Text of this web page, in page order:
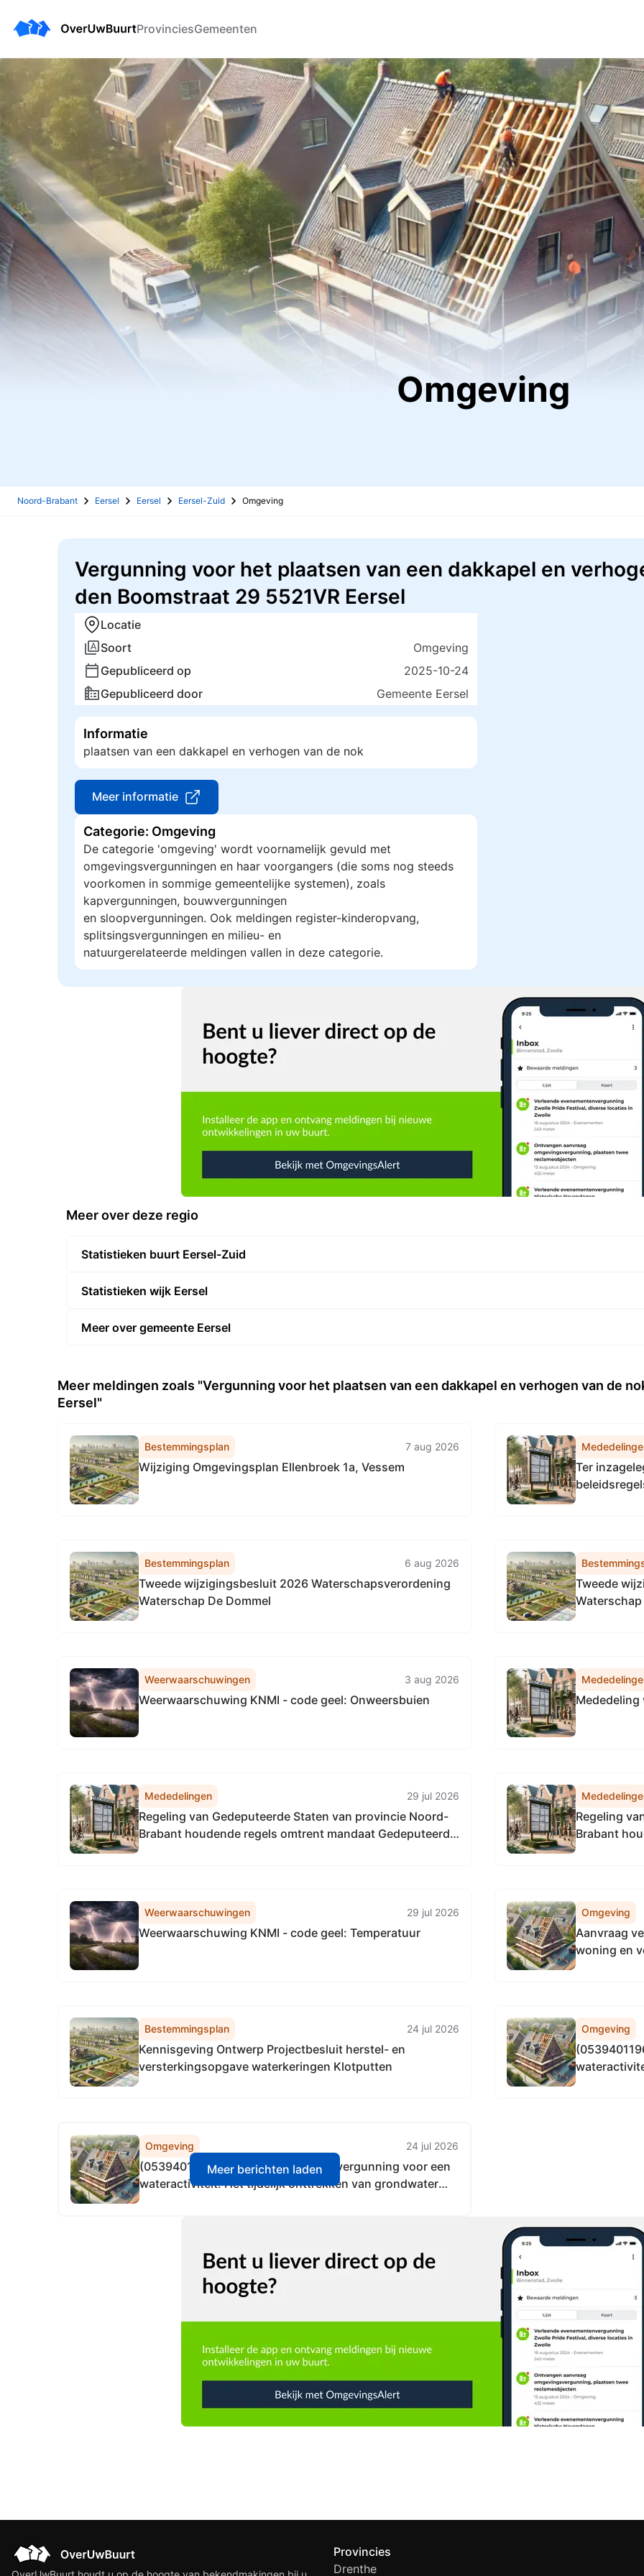
ProvinciesGemeenten
Omgeving
Noord-Brabant Eersel Eersel Eersel-Zuid Omgeving
Vergunning voor het plaatsen van een dakkapel en
den Boomstraat 29 5521VR Eersel
Locatie
Soort
Omgeving
Gepubliceerd op
2025-10-24
Gepubliceerd door
Gemeente Eersel
Informatie
plaatsen van een dakkapel en verhogen van de nok
Meer informatie
Categorie: Omgeving
De categorie 'omgeving' wordt voornamelijk gevuld met
omgevingsvergunningen en haar voorgangers (die soms nog steeds
voorkomen in sommige gemeentelijke systemen), zoals
kapvergunningen, bouwvergunningen
en sloopvergunningen. Ook meldingen register-kinderopvang,
splitsingsvergunningen en milieu- en
natuurgerelateerde meldingen vallen in deze categorie.
Meer over deze regio
Statistieken buurt Eersel-Zuid
Statistieken wijk Eersel
Meer over gemeente Eersel
Meer meldingen zoals "Vergunning voor het plaatsen van een dakkapel en verhogen van de
Eersel"
Bestemmingsplan 7 aug 2026
Wijziging Omgevingsplan Ellenbroek 1a, Vessem
Ter
Bestemmingsplan 6 aug 2026
Tweede wijzigingsbesluit 2026 Waterschapsverordening
Waterschap De Dommel
Tweede
Weerwaarschuwingen 3 aug 2026
Weerwaarschuwing KNMI - code geel: Onweersbuien Mededeling
Mededelingen 29 jul 2026
Regeling van Gedeputeerde Staten van provincie Noord-
Brabant houdende regels omtrent mandaat Gedeputeerde
Regeling
Brabant
Weerwaarschuwingen 29 jul 2026
Weerwaarschuwing KNMI - code geel: Temperatuur
Omgeving
Aanvraag
woning en
Bestemmingsplan 24 jul 2026
Kennisgeving Ontwerp Projectbesluit herstel- en
versterkingsopgave waterkeringen Klotputten
Omgeving
Omgeving 24 jul 2026
(0539401196) Aanvraag omgevingsvergunning voor een
wateractiviteit: Het tijdelijk onttrekken van grondwater
Meer berichten laden
Provincies
Drenthe